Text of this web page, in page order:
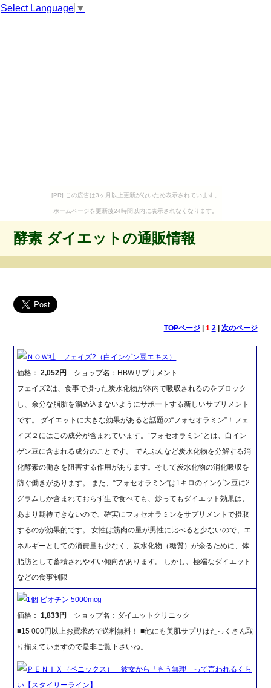
Select Language ▼
[PR] この広告は3ヶ月以上更新がないため表示されています。
ホームページを更新後24時間以内に表示されなくなります。
酵素 ダイエットの通販情報
TOPページ| 1 2| 次のページ
ＮＯＷ社 フェイズ2（白インゲン豆エキス）
価格：2,052円
ショップ名：HBWサプリメント
フェイズ2は、食事で摂った炭水化物が体内で吸収されるのをブロック
し、余分な脂肪を溜め込まないようにサポートする新しいサプリメント
です。 ダイエットに大きな効果があると話題の“フォセオラミン”！フェ
イズ２にはこの成分が含まれています。“フォセオラミン”とは、白イン
ゲン豆に含まれる成分のことです。 でんぷんなど炭水化物を分解する消
化酵素の働きを阻害する作用があります。そして炭水化物の消化吸収を
防ぐ働きがあります。 また、“フォセオラミン”は1キロのインゲン豆に2
グラムしか含まれておらず生で食べても、炒ってもダイエット効果は、
あまり期待できないので、確実にフォセオラミンをサプリメントで摂取
するのが効果的です。 女性は筋肉の量が男性に比べると少ないので、エ
ネルギーとしての消費量も少なく、炭水化物（糖質）が余るために、体
脂肪として蓄積されやすい傾向があります。 しかし、極端なダイエット
などの食事制限
1個 ビオチン 5000mcg
価格：1,833円
ショップ名：ダイエットクリニック
■15 000円以上お買求めで送料無料！ ■他にも美肌サプリはたっくさん取
り揃えていますので是非ご覧下さいね。
ＰＥＮＩＸ（ペニックス） 彼女から「もう無理」って言われるくら
い【スタイリーライン】